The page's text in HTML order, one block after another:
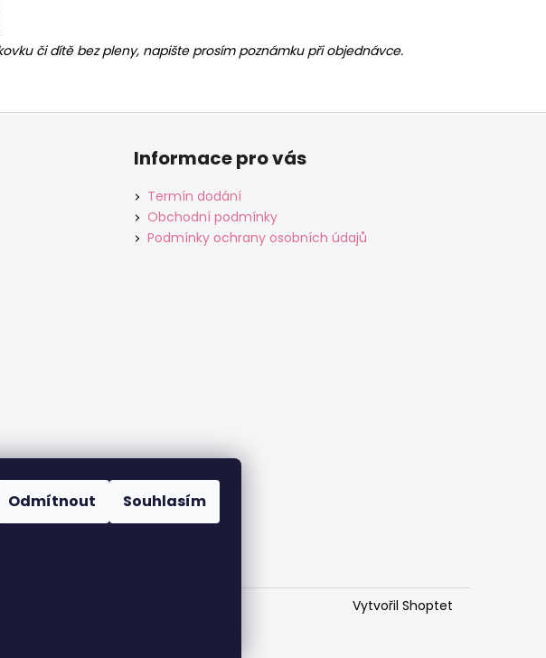
Odmítnout Souhlasím
či dítě bez pleny, napište prosím poznámku při objednávce.
Informace pro vás
Termín dodání
Obchodní podmínky
Podmínky ochrany osobních údajů
Vytvořil Shoptet